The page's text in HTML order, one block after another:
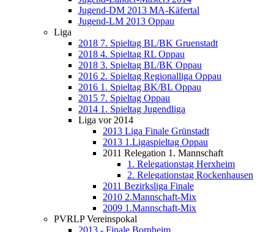
Jugend-DM 2013 MA-Käfertal
Jugend-LM 2013 Oppau
Liga
2018 7. Spieltag BL/BK Gruenstadt
2018 4. Spieltag RL Oppau
2018 3. Spieltag BL/BK Oppau
2016 2. Spieltag Regionalliga Oppau
2016 1. Spieltag BK/BL Oppau
2015 7. Spieltag Oppau
2014 1. Spieltag Jugendliga
Liga vor 2014
2013 Liga Finale Grünstadt
2013 1.Ligaspieltag Oppau
2011 Relegation 1. Mannschaft
1. Relegationstag Herxheim
2. Relegationstag Rockenhausen
2011 Bezirksliga Finale
2010 2.Mannschaft-Mix
2009 1.Mannschaft-Mix
PVRLP Vereinspokal
2013 - Finale Bornheim